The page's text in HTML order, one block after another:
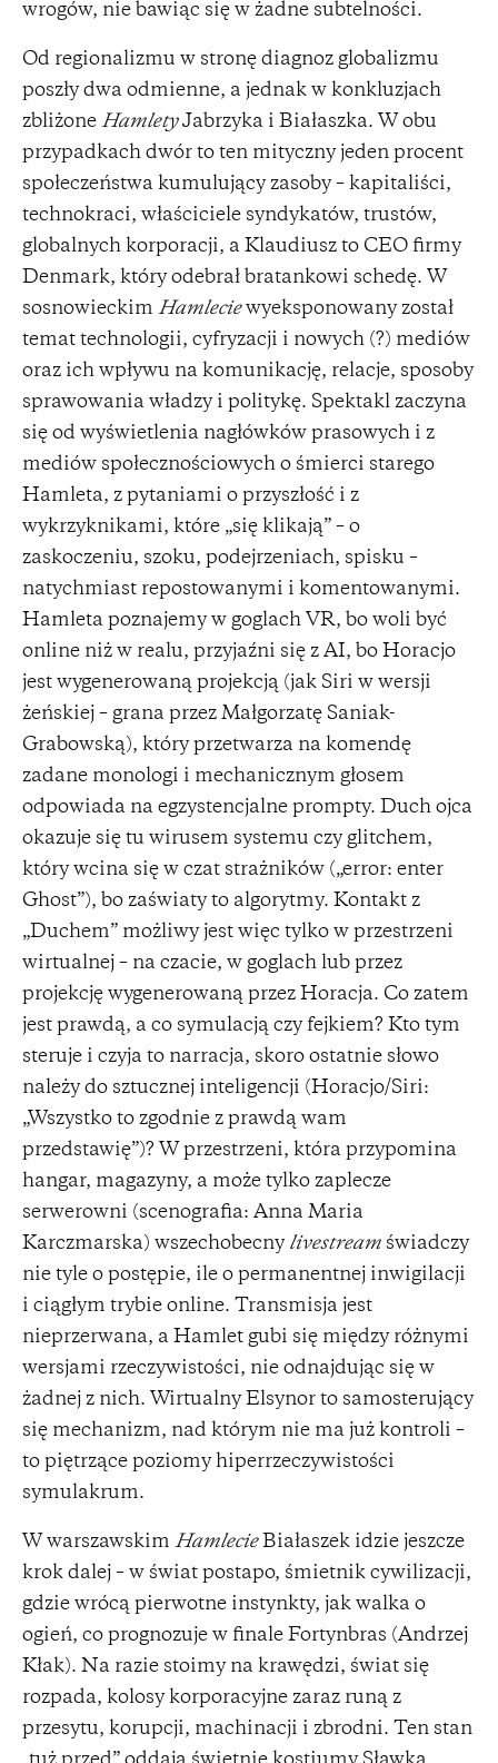
wrogów, nie bawiąc się w żadne subtelności.
Od regionalizmu w stronę diagnoz globalizmu
poszły dwa odmienne, a jednak w konkluzjach
zbliżone HamletyJabrzyka i Białaszka. W obu
przypadkach dwór to ten mityczny jeden procent
społeczeństwa kumulujący zasoby – kapitaliści,
technokraci, właściciele syndykatów, trustów,
globalnych korporacji, a Klaudiusz to CEO firmy
Denmark, który odebrał bratankowi schedę. W
sosnowieckim Hamleciewyeksponowany został
temat technologii, cyfryzacji i nowych (?) mediów
oraz ich wpływu na komunikację, relacje, sposoby
sprawowania władzy i politykę. Spektakl zaczyna
się od wyświetlenia nagłówków prasowych i z
mediów społecznościowych o śmierci starego
Hamleta, z pytaniami o przyszłość i z
wykrzyknikami, które „się klikają” – o
zaskoczeniu, szoku, podejrzeniach, spisku –
natychmiast repostowanymi i komentowanymi.
Hamleta poznajemy w goglach VR, bo woli być
online niż w realu, przyjaźni się z AI, bo Horacjo
jest wygenerowaną projekcją (jak Siri w wersji
żeńskiej – grana przez Małgorzatę Saniak-
Grabowską), który przetwarza na komendę
zadane monologi i mechanicznym głosem
odpowiada na egzystencjalne prompty. Duch ojca
okazuje się tu wirusem systemu czy glitchem,
który wcina się w czat strażników („error: enter
Ghost”), bo zaświaty to algorytmy. Kontakt z
„Duchem” możliwy jest więc tylko w przestrzeni
wirtualnej – na czacie, w goglach lub przez
projekcję wygenerowaną przez Horacja. Co zatem
jest prawdą, a co symulacją czy fejkiem? Kto tym
steruje i czyja to narracja, skoro ostatnie słowo
należy do sztucznej inteligencji (Horacjo/Siri:
„Wszystko to zgodnie z prawdą wam
przedstawię”)? W przestrzeni, która przypomina
hangar, magazyny, a może tylko zaplecze
serwerowni (scenografia: Anna Maria
Karczmarska) wszechobecny livestream świadczy
nie tyle o postępie, ile o permanentnej inwigilacji
i ciągłym trybie online. Transmisja jest
nieprzerwana, a Hamlet gubi się między różnymi
wersjami rzeczywistości, nie odnajdując się w
żadnej z nich. Wirtualny Elsynor to samosterujący
się mechanizm, nad którym nie ma już kontroli –
to piętrzące poziomy hiperrzeczywistości
symulakrum.
W warszawskim HamlecieBiałaszek idzie jeszcze
krok dalej – w świat postapo, śmietnik cywilizacji,
gdzie wrócą pierwotne instynkty, jak walka o
ogień, co prognozuje w finale Fortynbras (Andrzej
Kłak). Na razie stoimy na krawędzi, świat się
rozpada, kolosy korporacyjne zaraz runą z
przesytu, korupcji, machinacji i zbrodni. Ten stan